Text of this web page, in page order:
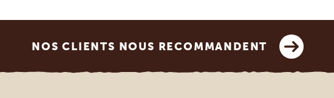
NOS CLIENTS NOUS RECOMMANDENT